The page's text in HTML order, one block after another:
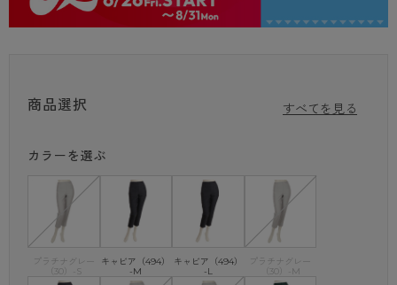
・UV対策加工
・純日本製
●職人の手が可能にした立体裁断
ニットの大敵「ゆがみ」「ちぢみ」を抑えた美しいラインに。
●「女性の気持ちで」丁寧な縫製
国内スタッフによる信頼できる丁寧なモノづくり。
●ひざ位置高めで脚長効果
商品選択 すべてを見る
カラーを選ぶ
プラチナグレー
（30）-S
キャビア（494）
-M
キャビア（494）
-L
プラチナグレー
（30）-M